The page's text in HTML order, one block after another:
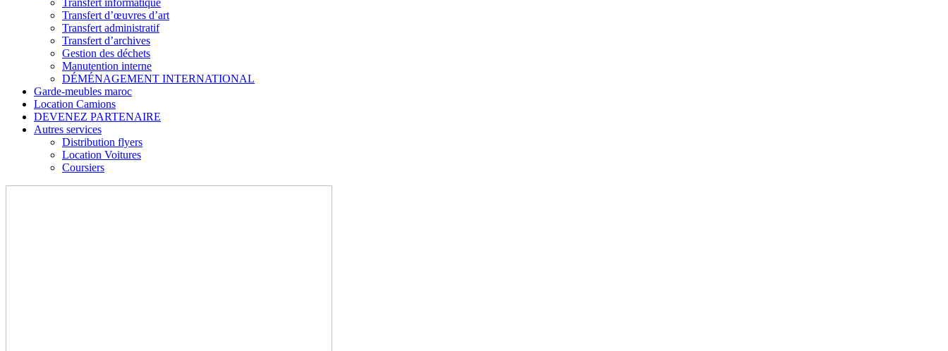
Transfert informatique
Transfert d’œuvres d’art
Transfert administratif
Transfert d’archives
Gestion des déchets
Manutention interne
DÉMÉNAGEMENT INTERNATIONAL
Garde-meubles maroc
Location Camions
DEVENEZ PARTENAIRE
Autres services
Distribution flyers
Location Voitures
Coursiers